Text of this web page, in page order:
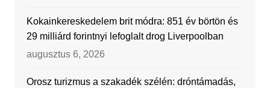
Kokainkereskedelem brit módra: 851 év börtön és
29 milliárd forintnyi lefoglalt drog Liverpoolban
augusztus 6, 2026
Orosz turizmus a szakadék szélén: dróntámadás,